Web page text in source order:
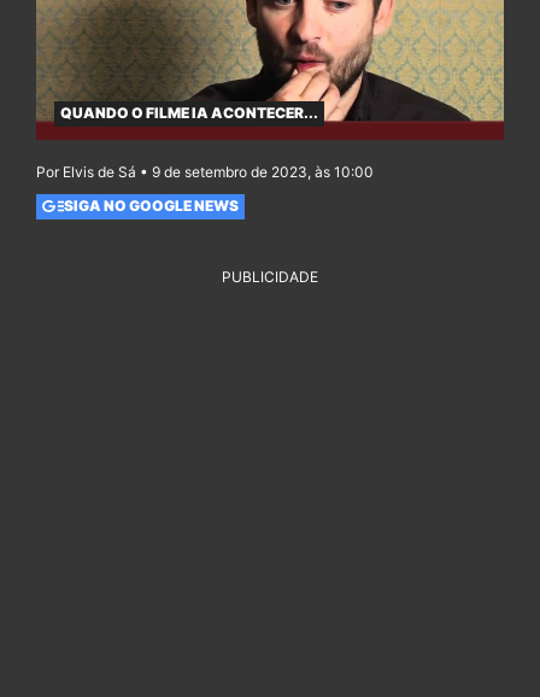
QUANDO O FILME IA ACONTECER...
Por Elvis de Sá • 9 de setembro de 2023, às 10:00
SIGA NO GOOGLE NEWS
PUBLICIDADE